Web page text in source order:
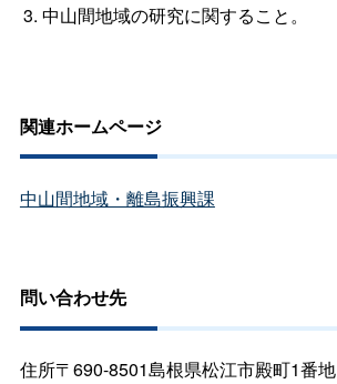
中山間地域の研究に関すること。
関連ホームページ
中山間地域・離島振興課
問い合わせ先
住所〒690-8501島根県松江市殿町1番地